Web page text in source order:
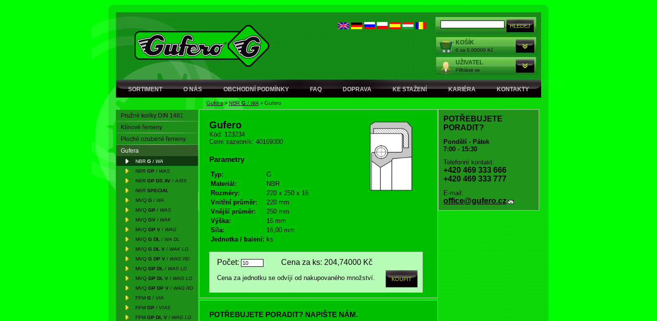
KOŠÍK
0 za 0,00000 Kč
UŽIVATEL
Přihlásit se
SORTIMENT O NÁS OBCHODNÍ PODMÍNKY FAQ DOPRAVA KE STAŽENÍ KARIÉRA KONTAKTY
Gufera> NBRG / WA > Gufero
Pružné kolíky DIN 1481
Klínové řemeny
Ploché ozubené řemeny
Gufera
NBR G / WA
NBR GP / WAS
NBR GP DS AV / A/BS
NBR SPECIAL
MVQ G / WA
MVQ GP / WAS
MVQ GV / WAK
MVQ GP V / WAG
MVQ G DL / WA DL
MVQ G DL V / WAK LD
MVQ G DP V / WAG RD
MVQ GP DL / WAS LD
MVQ GP DL V / WAG LD
MVQ GP DP V / WAG RD
FPM G / VIA
FPM GP / VIAS
FPM GP DL V / WAG LD
Gufero
Kód: 123234
Celní sazebník: 40169300
Parametry
Typ:
G
Materiál:
NBR
Rozměry:
220 x 250 x 16
Vnitřní průměr:
220 mm
Vnější průměr:
250 mm
Výška:
16 mm
Síla:
16,00 mm
Jednotka / balení: ks
Počet: Cena za ks: 204,74000 Kč
Cena za jednotku se odvíjí od nakupovaného množství.
POTŘEBUJETE PORADIT? NAPIŠTE NÁM.
POTŘEBUJETE
PORADIT?
Pondělí - Pátek
7:00 - 15:30
Telefonní kontakt:
+420 469 333 666
+420 469 333 777
E-mail:
office@gufero.cz